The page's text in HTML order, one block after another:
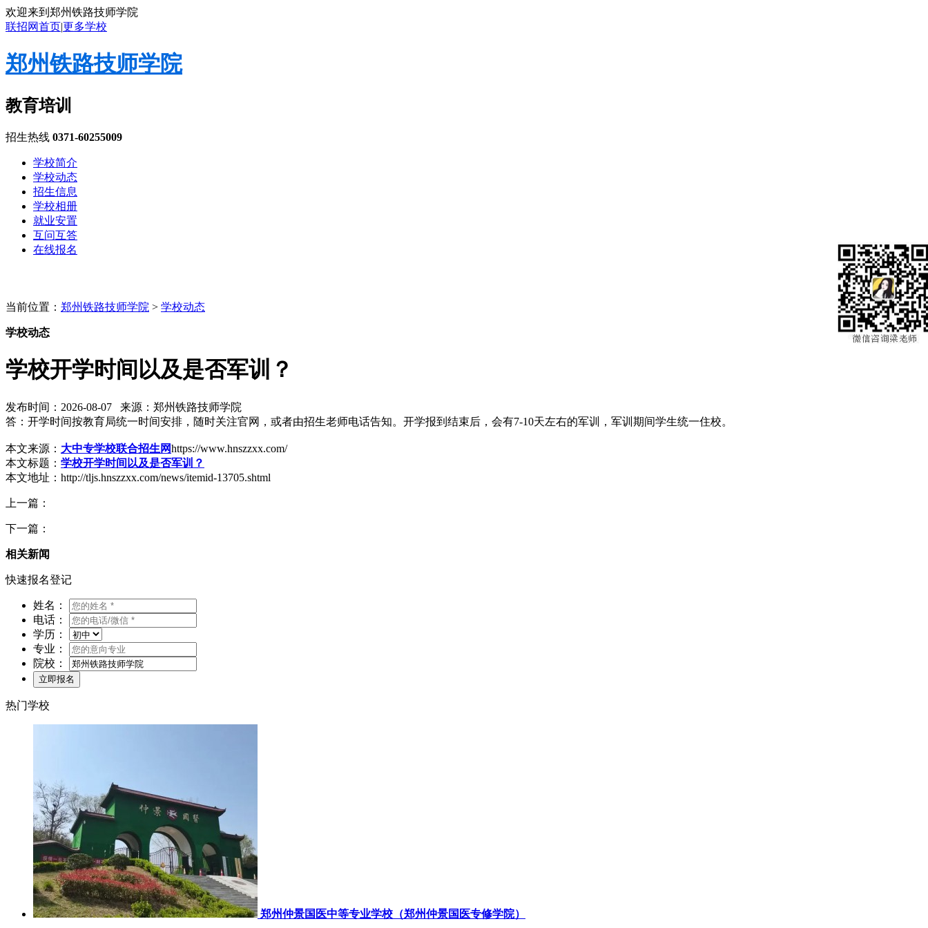
欢迎来到郑州铁路技师学院
联招网首页|更多学校
郑州铁路技师学院
教育培训
招生热线 0371-60255009
学校简介
学校动态
招生信息
学校相册
就业安置
互问互答
在线报名
当前位置： 郑州铁路技师学院 > 学校动态
学校动态
学校开学时间以及是否军训？
发布时间：2026-08-07 来源：郑州铁路技师学院
答：开学时间按教育局统一时间安排，随时关注官网，或者由招生老师电话告知。开学报到结束后，会有7-10天左右的军训，军训期间学生统一住校。
本文来源： 大中专学校联合招生网https://www.hnszzxx.com/
本文标题： 学校开学时间以及是否军训？
本文地址：http://tljs.hnszzxx.com/news/itemid-13705.shtml
上一篇：
下一篇：
相关新闻
快速报名登记
姓名：
电话：
学历：
专业：
院校：
热门学校
郑州仲景国医中等专业学校（郑州仲景国医专修学院）